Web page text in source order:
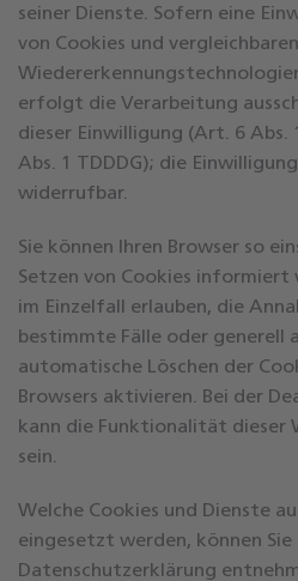
seiner Dienste. Sofern eine
von Cookies und vergleichbaren
erfolgt die Verarbeitung
dieser Einwilligung (Art. 6 Abs.
Abs. 1 TDDDG); die
widerrufbar.
Sie können Ihren Browser so
Setzen von Cookies informiert
im Einzelfall erlauben, die
bestimmte Fälle oder generell
automatische Löschen der
Browsers aktivieren. Bei der
kann die Funktionalität dieser
sein.
Welche Cookies und Dienste
eingesetzt werden, können Sie
Datenschutzerklärung